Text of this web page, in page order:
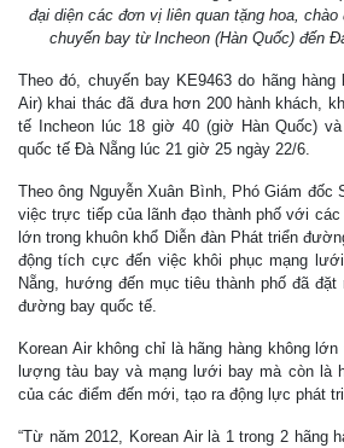
đại diện các đơn vị liên quan tặng hoa,
chuyến bay từ Incheon (Hàn Quốc) đến
Theo đó, chuyến bay KE9463 do hãng hàng
Air) khai thác đã đưa hơn 200 hành khách,
tế Incheon lúc 18 giờ 40 (giờ Hàn Quốc)
quốc tế Đà Nẵng lúc 21 giờ 25 ngày 22/6.
Theo ông Nguyễn Xuân Bình, Phó Giám đốc
việc trực tiếp của lãnh đạo thành phố với các
lớn trong khuôn khổ Diễn đàn Phát triển
động tích cực đến việc khôi phục mạng
Nẵng, hướng đến mục tiêu thành phố đã
đường bay quốc tế.
Korean Air không chỉ là hãng hàng không
lượng tàu bay và mạng lưới bay mà còn là
của các điểm đến mới, tạo ra động lực phát
“Từ năm 2012, Korean Air là 1 trong 2 hãng